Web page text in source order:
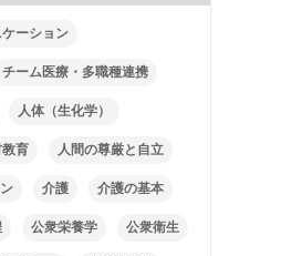
ケーション
チーム医療・多職種連携
人体（生化学）
教育 人間の尊厳と自立
介護 介護の基本
公衆栄養学 公衆衛生